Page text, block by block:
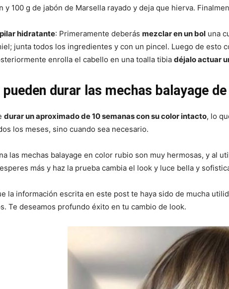
y 100 g de jabón de Marsella rayado y deja que hierva.
hidratante: Primeramente deberás mezclar en un bol una
junta todos los ingredientes y con un pincel. Luego de esto
enrolla el cabello en una toalla tibia déjalo actuar
pueden durar las mechas balayage
durar un aproximado de 10 semanas con su color intacto, lo
los meses, sino cuando sea necesario.
las mechas balayage en color rubio son muy hermosas, y al
más y haz la prueba cambia el look y luce bella y
la información escrita en este post te haya sido de mucha
Te deseamos profundo éxito en tu cambio de look.